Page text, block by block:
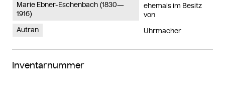
Marie Ebner-Eschenbach (1830—
1916)
ehemals im Besitz
von
Autran
Uhrmacher
Inventarnummer